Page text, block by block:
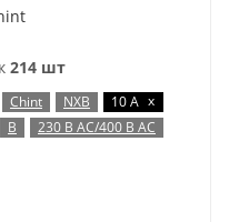
214 шт
Chint NXB 10 А x
B 230 В AC/400 В AC